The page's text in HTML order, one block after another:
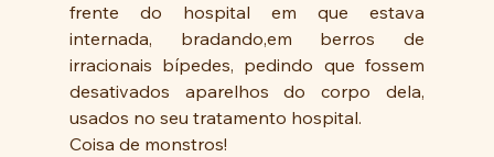
frente do hospital em que estava
internada, bradando,em berros de
irracionais bípedes, pedindo que fossem
desativados aparelhos do corpo dela,
usados no seu tratamento hospital.
Coisa de monstros!